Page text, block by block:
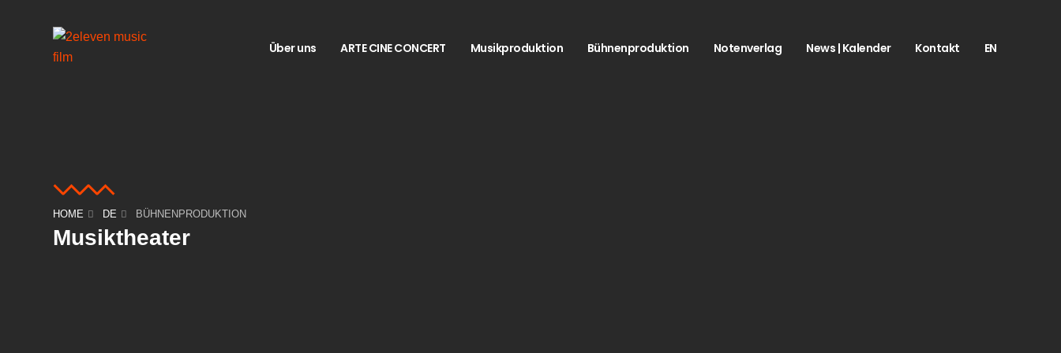
Über uns ARTE CINE CONCERT Musikproduktion Bühnenproduktion Notenverlag News | Kalender Kontakt EN
HOME DE BÜHNENPRODUKTION
Musiktheater